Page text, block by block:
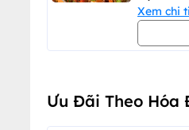
Xem chi
Ưu Đãi Theo Hóa